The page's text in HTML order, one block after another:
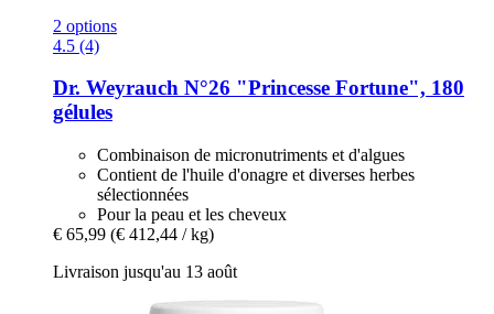
2 options
4.5 (4)
Dr. Weyrauch N°26 "Princesse Fortune", 180
gélules
Combinaison de micronutriments et d'algues
Contient de l'huile d'onagre et diverses herbes
sélectionnées
Pour la peau et les cheveux
€ 65,99 (€ 412,44 / kg)
Livraison jusqu'au 13 août